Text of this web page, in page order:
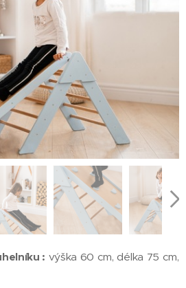
: výška 60 cm, délka 75 cm,